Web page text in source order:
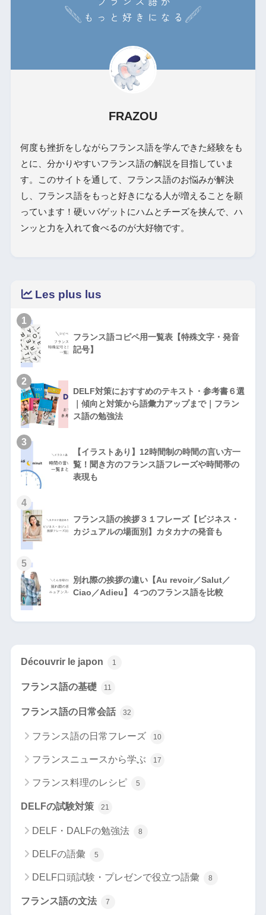
FRAZOU
何度も挫折をしながらフランス語を学んできた経験をも
とに、分かりやすいフランス語の解説を目指していま
す。このサイトを通して、フランス語のお悩みが解決
し、フランス語をもっと好きになる人が増えることを願
っています！硬いバゲットにハムとチーズを挟んで、ハ
ンッと力を入れて食べるのが大好物です。
Les plus lus
1
フランス語コピペ用一覧表【特殊文字・発音
記号】
2
DELF対策におすすめのテキスト・参考書６選
｜傾向と対策から語彙力アップまで｜フラン
ス語の勉強法
3
【イラストあり】12時間制の時間の言い方一
覧！聞き方のフランス語フレーズや時間帯の
表現も
4
フランス語の挨拶３１フレーズ【ビジネス・
カジュアルの場面別】カタカナの発音も
5
別れ際の挨拶の違い【Au revoir／Salut／
Ciao／Adieu】４つのフランス語を比較
Découvrir le japon 1
フランス語の基礎 11
フランス語の日常会話 32
フランス語の日常フレーズ 10
フランスニュースから学ぶ 17
フランス料理のレシピ 5
DELFの試験対策 21
DELF・DALFの勉強法 8
DELFの語彙 5
DELF口頭試験・プレゼンで役立つ語彙 8
フランス語の文法 7